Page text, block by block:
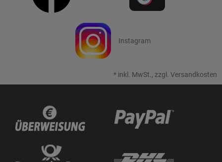
Instagram
* inkl. MwSt., zzgl. Versandkosten